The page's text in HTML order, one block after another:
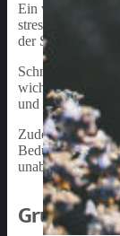
Ein wichtiger
stressfrei zu
der Schnuller,
Schnuller sind
wichtiger ist es,
und sie schnell
Zudem sind
Bedürfnissen
unabhängig